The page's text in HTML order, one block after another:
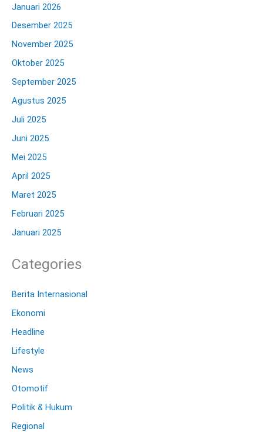
Januari 2026
Desember 2025
November 2025
Oktober 2025
September 2025
Agustus 2025
Juli 2025
Juni 2025
Mei 2025
April 2025
Maret 2025
Februari 2025
Januari 2025
Categories
Berita Internasional
Ekonomi
Headline
Lifestyle
News
Otomotif
Politik & Hukum
Regional